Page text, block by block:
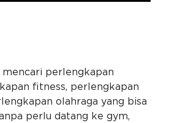
mencari perlengkapan
fitness, perlengkapan
olahraga yang bisa
perlu datang ke gym,